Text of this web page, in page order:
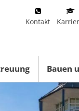
Kontakt
Bauen